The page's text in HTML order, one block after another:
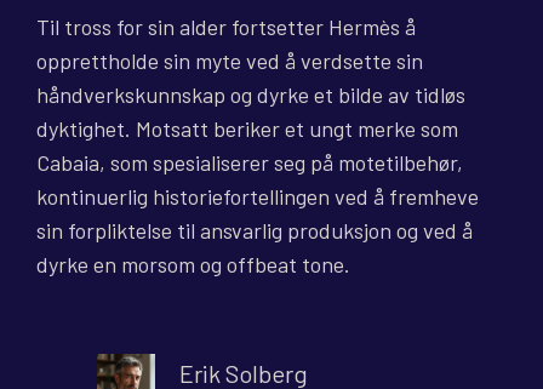
Til tross for sin alder fortsetter Hermès å
opprettholde sin myte ved å verdsette sin
håndverkskunnskap og dyrke et bilde av tidløs
dyktighet. Motsatt beriker et ungt merke som
Cabaia, som spesialiserer seg på motetilbehør,
kontinuerlig historiefortellingen ved å fremheve
sin forpliktelse til ansvarlig produksjon og ved å
dyrke en morsom og offbeat tone.
Erik Solberg